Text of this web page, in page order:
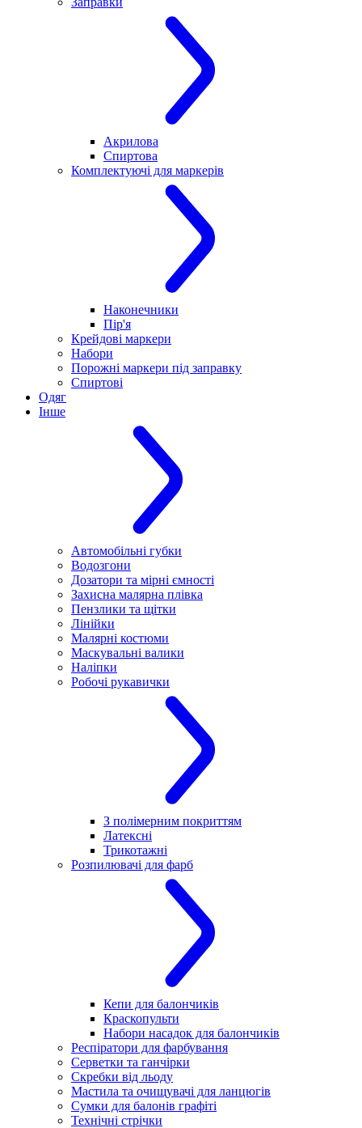
Акрилова
Спиртова
Комплектуючі для маркерів
Наконечники
Пір'я
Крейдові маркери
Набори
Порожні маркери під заправку
Спиртові
Одяг
Інше
Автомобільні губки
Водозгони
Дозатори та мірні ємності
Захисна малярна плівка
Пензлики та щітки
Лінійки
Малярні костюми
Маскувальні валики
Наліпки
Робочі рукавички
З полімерним покриттям
Латексні
Трикотажні
Розпилювачі для фарб
Кепи для балончиків
Краскопульти
Набори насадок для балончиків
Респіратори для фарбування
Серветки та ганчірки
Скребки від льоду
Мастила та очищувачі для ланцюгів
Сумки для балонів графіті
Технічні стрічки